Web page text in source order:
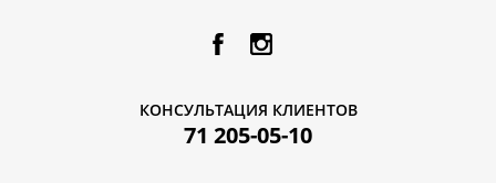
КОНСУЛЬТАЦИЯ КЛИЕНТОВ
71 205-05-10